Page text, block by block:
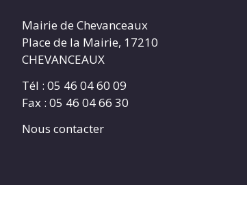
Mairie de Chevanceaux
Place de la Mairie, 17210
CHEVANCEAUX
Tél : 05 46 04 60 09
Fax : 05 46 04 66 30
Nous contacter